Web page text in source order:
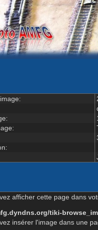
afficher cette page dans
tiki-
insérer l'image dans une